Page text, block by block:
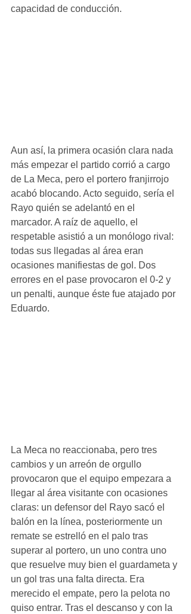
capacidad de conducción.
Aun así, la primera ocasión clara nada
más empezar el partido corrió a cargo
de La Meca, pero el portero franjirrojo
acabó blocando. Acto seguido, sería el
Rayo quién se adelantó en el
marcador. A raíz de aquello, el
respetable asistió a un monólogo rival:
todas sus llegadas al área eran
ocasiones manifiestas de gol. Dos
errores en el pase provocaron el 0-2 y
un penalti, aunque éste fue atajado por
Eduardo.
La Meca no reaccionaba, pero tres
cambios y un arreón de orgullo
provocaron que el equipo empezara a
llegar al área visitante con ocasiones
claras: un defensor del Rayo sacó el
balón en la línea, posteriormente un
remate se estrelló en el palo tras
superar al portero, un uno contra uno
que resuelve muy bien el guardameta y
un gol tras una falta directa. Era
merecido el empate, pero la pelota no
quiso entrar. Tras el descanso y con la